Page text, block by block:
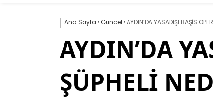
Ana Sayfa ›Güncel ›AYDIN’DA YASADIŞI BAŞİS
AYDIN’DA
ŞÜPHELİ